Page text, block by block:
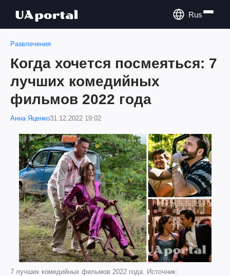
Rus
Развлечения
Когда хочется посмеяться: 7
лучших комедийных
фильмов 2022 года
Анна Яценко31.12.2022 19:02
7 лучших комедийных фильмов 2022 года. Источник: